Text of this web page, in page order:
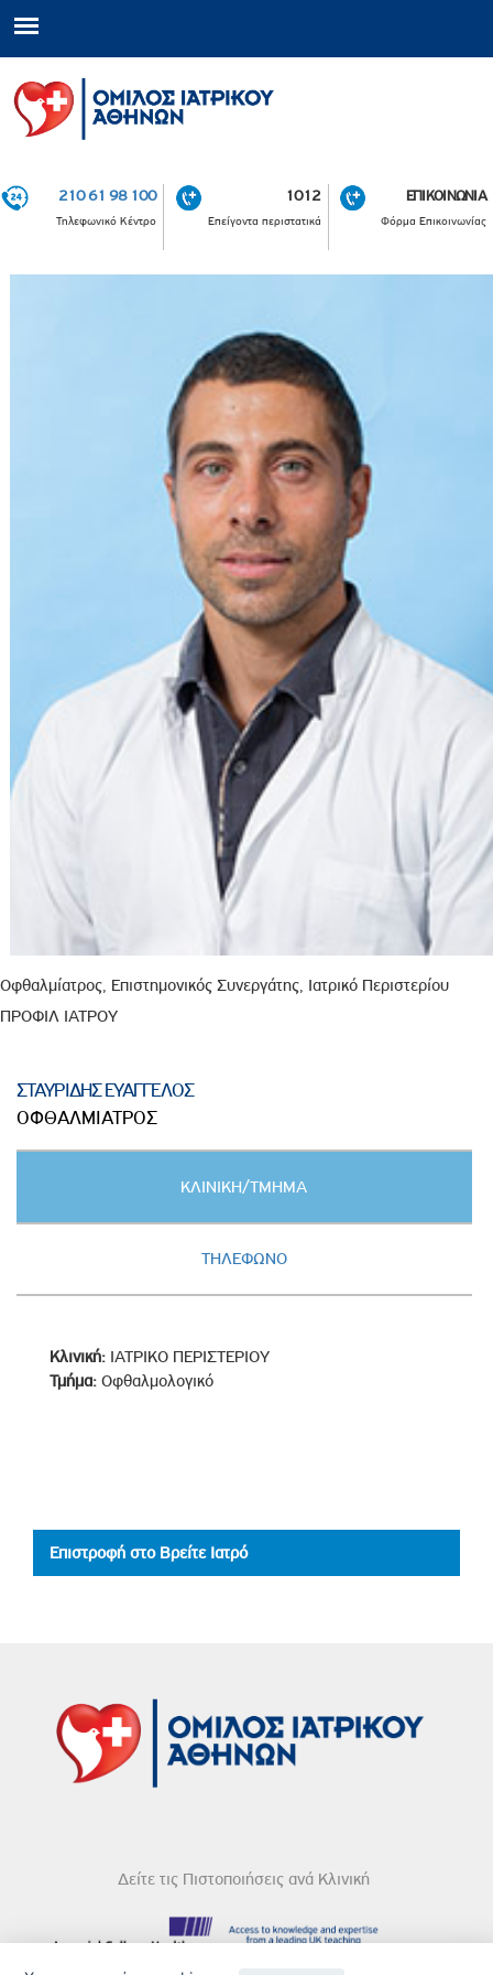
210 61 98 100
Τηλεφωνικό Κέντρο
1012
Επείγοντα περιστατικά
ΕΠΙΚΟΙΝΩΝΙΑ
Φόρμα Επικοινωνίας
Οφθαλμίατρος, Επιστημονικός Συνεργάτης, Ιατρικό Περιστερίου
ΠΡΟΦΙΛ ΙΑΤΡΟΥ
ΣΤΑΥΡΙΔΗΣ ΕΥΑΓΓΕΛΟΣ
ΟΦΘΑΛΜΙΑΤΡΟΣ
ΚΛΙΝΙΚΗ/ΤΜΗΜΑ
ΤΗΛΕΦΩΝΟ
Κλινική: ΙΑΤΡΙΚΟ ΠΕΡΙΣΤΕΡΙΟΥ
Τμήμα: Οφθαλμολογικό
Επιστροφή στο Βρείτε Ιατρό
Δείτε τις Πιστοποιήσεις ανά Κλινική